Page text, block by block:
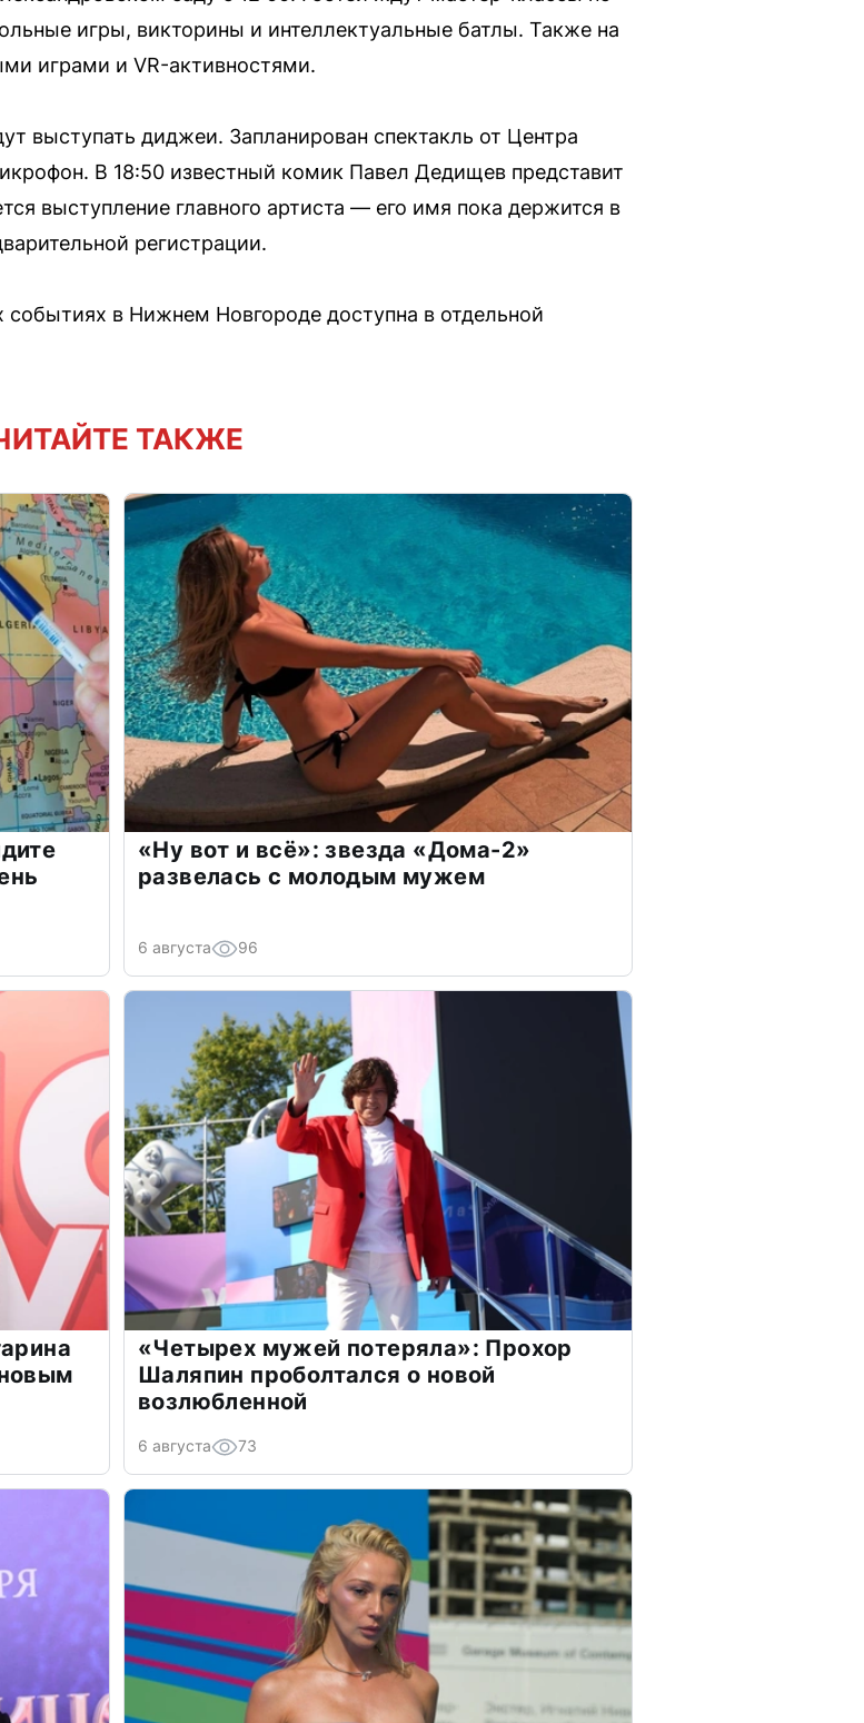
игры, викторины и интеллектуальные батлы. Также на
играми и VR-активностями.
выступать диджеи. Запланирован спектакль от Центра
В 18:50 известный комик Павел Дедищев представит
выступление главного артиста — его имя пока держится в
регистрации.
в Нижнем Новгороде доступна в отдельной
ТАКЖЕ
«Ну вот и всё»: звезда «Дома-2»
развелась с молодым мужем
6 августа 96
«Четырех мужей потеряла»: Прохор
Шаляпин проболтался о новой
возлюбленной
6 августа 73